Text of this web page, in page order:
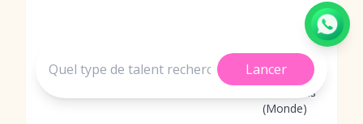
Francisco,
États-Unis
(Monde)
Lancer